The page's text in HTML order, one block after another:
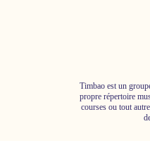
Timbao est un
propre répertoire
courses ou tout